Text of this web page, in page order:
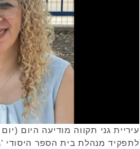
עיריית גני תקווה מודיעה היום
לתפקיד מנהלת בית הספר היסודי